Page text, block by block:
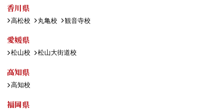
香川県
高松校 丸亀校 観音寺校
愛媛県
松山校 松山大街道校
高知県
高知校
福岡県